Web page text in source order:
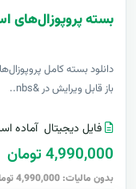
بسته پروپوزال‌های
دانلود بسته کامل
باز قابل ویرایش در &nbs..
فایل دیجیتال آماده
4,990,000 تومان
بدون مالیات: 4,990,000 تومان